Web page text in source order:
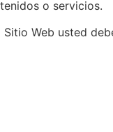
o servicios.
Web usted